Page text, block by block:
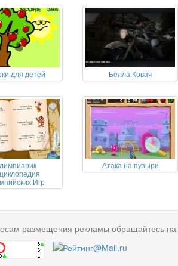
для детей Белла Ковач
Игр
Атака на пузыри
размещения рекламы обращайтесь на